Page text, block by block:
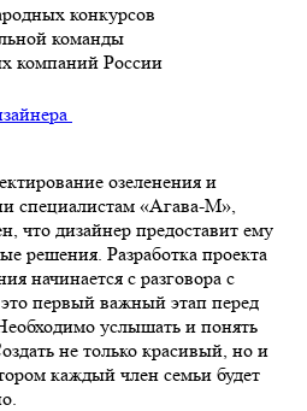
конкурсов
команды
компаний России
озеленения и
специалистам «Агава-М»,
что дизайнер предоставит ему
решения. Разработка проекта
начинается с разговора с
первый важный этап перед
услышать и понять
не только красивый, но и
каждый член семьи будет